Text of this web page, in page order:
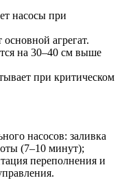
насосы при
агрегат.
на 30–40 см выше
при критическом
насосов: заливка
(7–10 минут);
переполнения и